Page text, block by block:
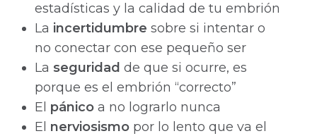
estadísticas y la calidad de tu embrión
La incertidumbre sobre si intentar o
no conectar con ese pequeño ser
La seguridad de que si ocurre, es
porque es el embrión “correcto”
El pánico a no lograrlo nunca
El nerviosismo por lo lento que va el